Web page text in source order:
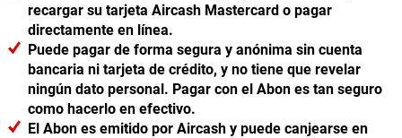
recargar su tarjeta Aircash Mastercard o pagar
directamente en línea.
Puede pagar de forma segura y anónima sin cuenta
bancaria ni tarjeta de crédito, y no tiene que revelar
ningún dato personal. Pagar con el Abon es tan seguro
como hacerlo en efectivo.
El Abon es emitido por Aircash y puede canjearse en